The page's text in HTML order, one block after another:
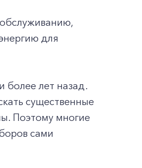
для
более лет назад.
существенные
Поэтому многие
сами